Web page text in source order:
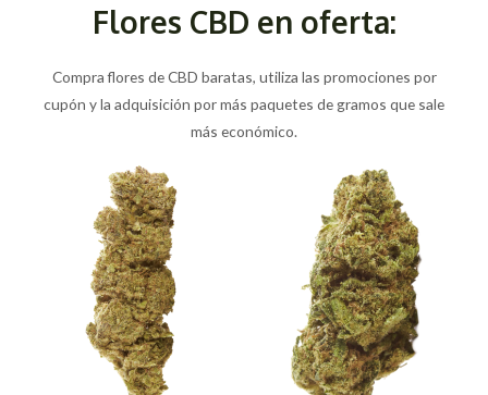
Flores CBD en oferta:
Compra flores de CBD baratas, utiliza las promociones por
cupón y la adquisición por más paquetes de gramos que sale
más económico.